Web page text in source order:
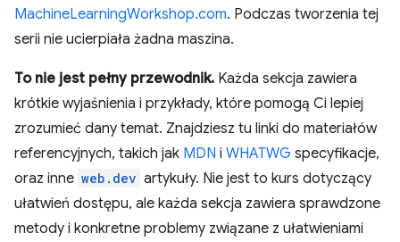
MachineLearningWorkshop.com. Podczas tworzenia tej
serii nie ucierpiała żadna maszina.
To nie jest pełny przewodnik. Każda sekcja zawiera
krótkie wyjaśnienia i przykłady, które pomogą Ci lepiej
zrozumieć dany temat. Znajdziesz tu linki do materiałów
referencyjnych, takich jak MDN i WHATWG specyfikacje,
oraz inne web.dev artykuły. Nie jest to kurs dotyczący
ułatwień dostępu, ale każda sekcja zawiera sprawdzone
metody i konkretne problemy związane z ułatwieniami